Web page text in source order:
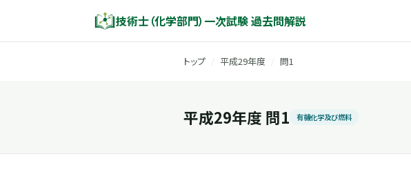
技術士（化学部門）一次試験 過去問解説
トップ 平成29年度 問1
平成29年度 問1 有機化学及び燃料